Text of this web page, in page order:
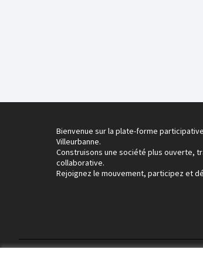
Bienvenue sur la plate-forme
Villeurbanne.
Construisons une société plus ouverte,
collaborative.
Rejoignez le mouvement, participez et